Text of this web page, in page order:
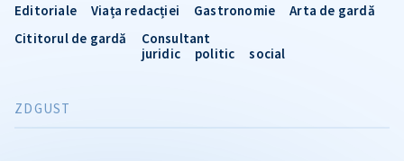
Editoriale
Viața redacției Gastronomie
Arta de gardă
Cititorul de gardă
Consultant
juridic
politic social
ZDGUST